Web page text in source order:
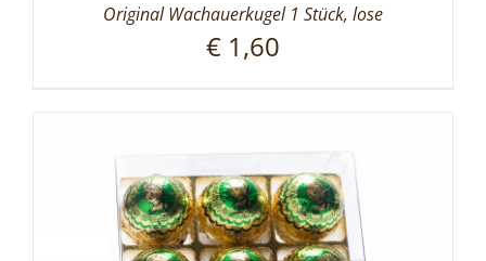
Original Wachauerkugel 1 Stück, lose
€ 1,60